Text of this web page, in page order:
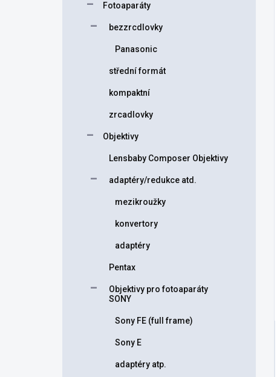
Fotoaparáty
bezzrcdlovky
Panasonic
střední formát
kompaktní
zrcadlovky
Objektivy
Lensbaby Composer Objektivy
adaptéry/redukce atd.
mezikroužky
konvertory
adaptéry
Pentax
Objektivy pro fotoaparáty
SONY
Sony FE (full frame)
Sony E
adaptéry atp.